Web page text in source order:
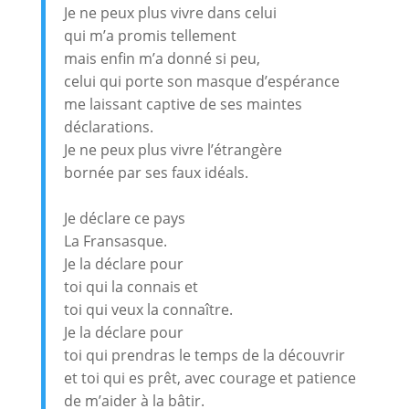
Je ne peux plus vivre dans celui
qui m’a promis tellement
mais enfin m’a donné si peu,
celui qui porte son masque d’espérance
me laissant captive de ses maintes
déclarations.
Je ne peux plus vivre l’étrangère
bornée par ses faux idéals.
Je déclare ce pays
La Fransasque.
Je la déclare pour
toi qui la connais et
toi qui veux la connaître.
Je la déclare pour
toi qui prendras le temps de la découvrir
et toi qui es prêt, avec courage et patience
de m’aider à la bâtir.